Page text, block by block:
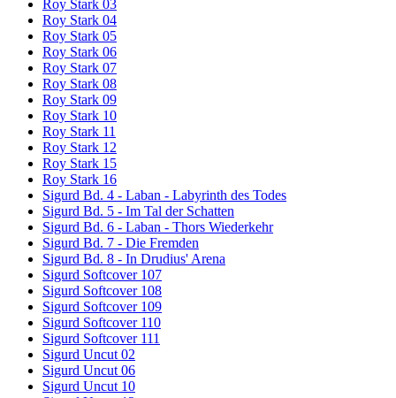
Roy Stark 03
Roy Stark 04
Roy Stark 05
Roy Stark 06
Roy Stark 07
Roy Stark 08
Roy Stark 09
Roy Stark 10
Roy Stark 11
Roy Stark 12
Roy Stark 15
Roy Stark 16
Sigurd Bd. 4 - Laban - Labyrinth des Todes
Sigurd Bd. 5 - Im Tal der Schatten
Sigurd Bd. 6 - Laban - Thors Wiederkehr
Sigurd Bd. 7 - Die Fremden
Sigurd Bd. 8 - In Drudius' Arena
Sigurd Softcover 107
Sigurd Softcover 108
Sigurd Softcover 109
Sigurd Softcover 110
Sigurd Softcover 111
Sigurd Uncut 02
Sigurd Uncut 06
Sigurd Uncut 10